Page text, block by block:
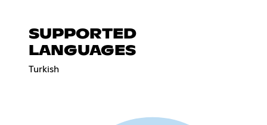
SUPPORTED
LANGUAGES
Turkish